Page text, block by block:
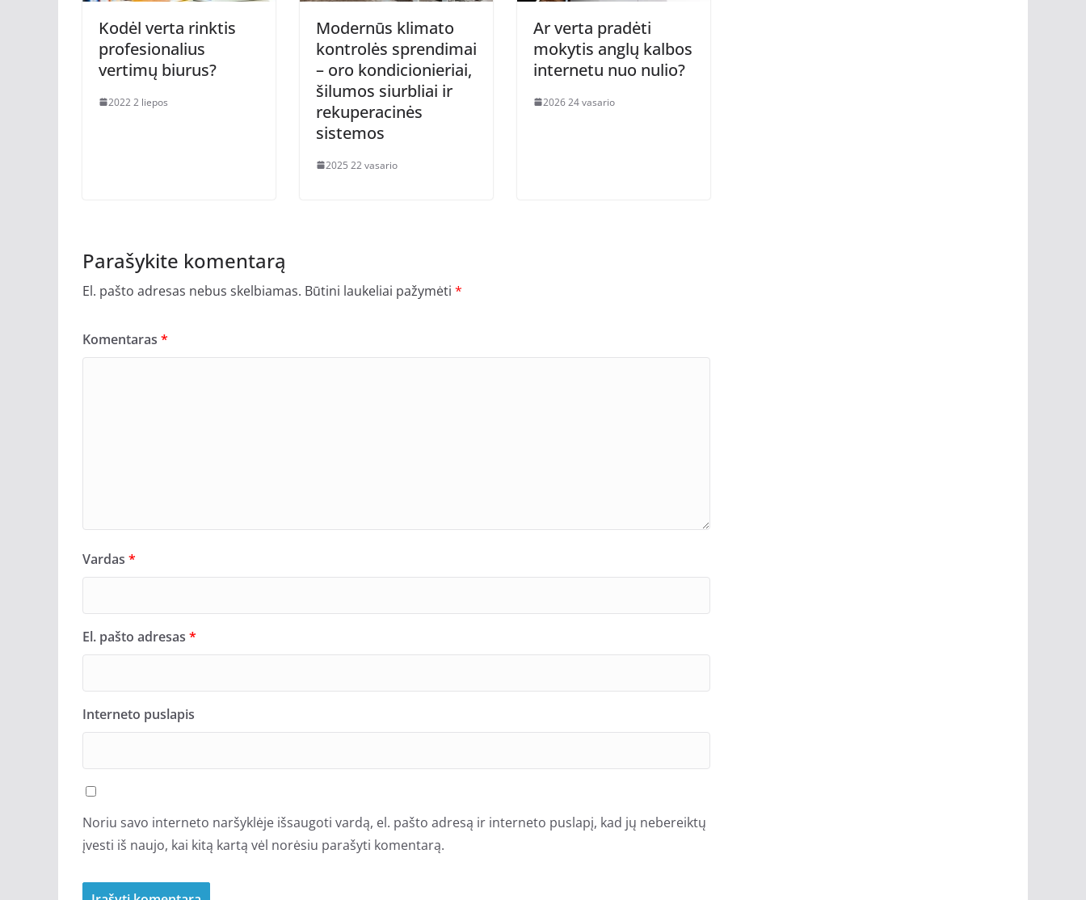
Kodėl verta rinktis
profesionalius
vertimų biurus?
2022 2 liepos
Modernūs klimato
kontrolės sprendimai
– oro kondicionieriai,
šilumos siurbliai ir
rekuperacinės
sistemos
2025 22 vasario
Ar verta pradėti
mokytis anglų kalbos
internetu nuo nulio?
2026 24 vasario
Parašykite komentarą
El. pašto adresas nebus skelbiamas. Būtini laukeliai pažymėti *
Komentaras *
Vardas *
El. pašto adresas *
Interneto puslapis
Noriu savo interneto naršyklėje išsaugoti vardą, el. pašto adresą ir interneto puslapį, kad jų nebereiktų
įvesti iš naujo, kai kitą kartą vėl norėsiu parašyti komentarą.